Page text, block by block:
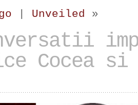
Unveiled »
Cocea si